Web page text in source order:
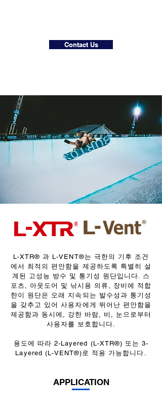
Contact Us
L-XTR® 과 L-VENT®는 극한의 기후 조건
에서 최적의 편안함을 제공하도록 특별히 설
계된 고성능 방수 및 통기성 원단입니다. 스
포츠, 아웃도어 및 낚시용 의류, 장비에 적합
한이 원단은 오래 지속되는 발수성과 통기성
을 갖추고 있어 사용자에게 뛰어난 편안함을
제공함과 동시에, 강한 바람, 비, 눈으로부터
사용자를 보호합니다.
용도에 따라 2-Layered (L-XTR®) 또는 3-
Layered (L-VENT®)로 적용 가능합니다.
APPLICATION